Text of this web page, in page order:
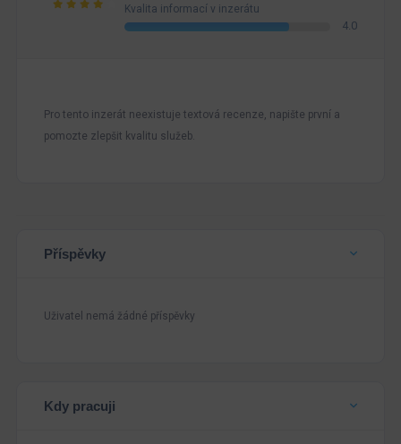
Kvalita informací v inzerátu
4.0
Pro tento inzerát neexistuje textová recenze, napište první a
pomozte zlepšit kvalitu služeb.
Příspěvky
Uživatel nemá žádné příspěvky
Kdy pracuji